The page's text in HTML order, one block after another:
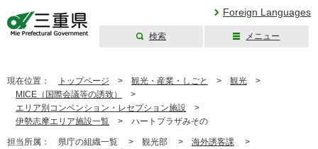
Foreign Languages
検索 メニュー
現在位置： トップページ > 観光・産業・しごと > 観光 >
MICE（国際会議等の誘致）
>
エリア別コンベンション・レセプション施設 >
伊勢志摩エリア施設一覧 > ハートプラザみその
担当所属： 県庁の組織一覧 > 観光部 > 海外誘客課 >